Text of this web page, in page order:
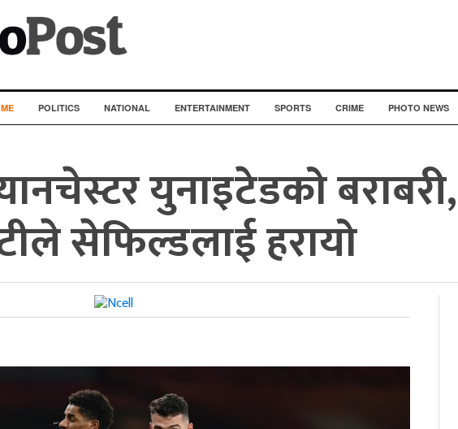
POLITICS NATIONAL ENTERTAINMENT SPORTS CRIME PHOTO NEWS
युनाइटेडको बराबरी,
सेफिल्डलाई हरायो